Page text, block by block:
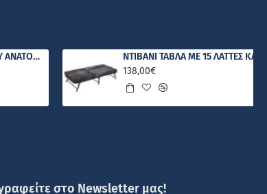
COMFORT STROM LUXURY ΑΝΑΤΟΜΙΚΟ ΣΤΡΩΜΑ
138,00€
στο Newsletter μας!